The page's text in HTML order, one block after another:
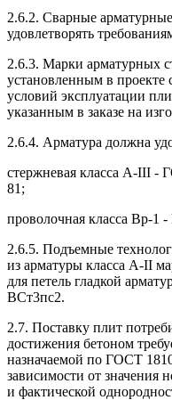
2.6.2. Сварные
удовлетворять
2.6.3. Марки арматурных
установленным в проекте
условий эксплуатации
указанным в заказе на
2.6.4. Арматура должна
стержневая класса А-III
81;
проволочная класса Вр-1
2.6.5. Подъемные
из арматуры класса A-II
для петель гладкой
ВСт3пс2.
2.7. Поставку плит
достижения бетоном
назначаемой по ГОСТ
зависимости от значения
и фактической